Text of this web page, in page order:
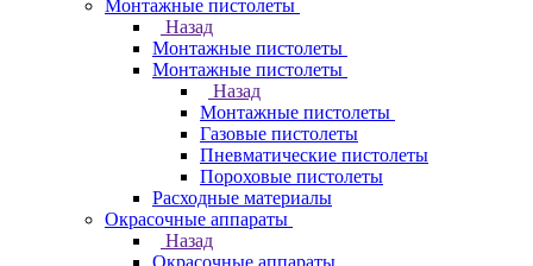
Монтажные пистолеты
Назад
Монтажные пистолеты
Монтажные пистолеты
Назад
Монтажные пистолеты
Газовые пистолеты
Пневматические пистолеты
Пороховые пистолеты
Расходные материалы
Окрасочные аппараты
Назад
Окрасочные аппараты